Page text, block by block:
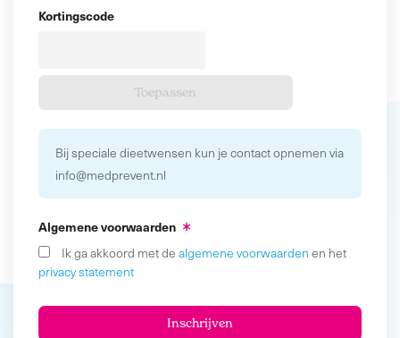
Kortingscode
Bij speciale dieetwensen kun je contact opnemen via
info@medprevent.nl
Algemene voorwaarden
Ik ga akkoord met de algemene voorwaarden en het
privacy statement